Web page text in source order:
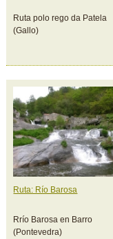
Ruta polo rego da Patela
(Gallo)
Ruta: Río Barosa
Rrío Barosa en Barro
(Pontevedra)